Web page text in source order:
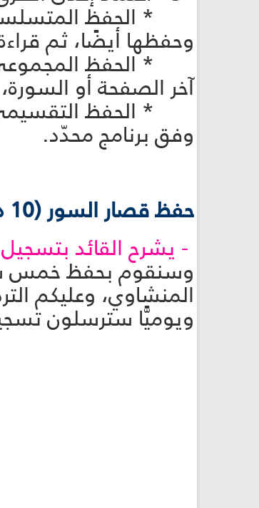
* الحفظ المتسلسل
وحفظها أيضًا، ثم
* الحفظ المجموعي
آخر الصفحة أو
* الحفظ
وفق برنامج محدّد.
حفظ قصار السور (10 دقائق):
- يشرح القائد
وسنقوم بحفظ خمس
المنشاوي، وعليكم
ويوميًّا سترسلون